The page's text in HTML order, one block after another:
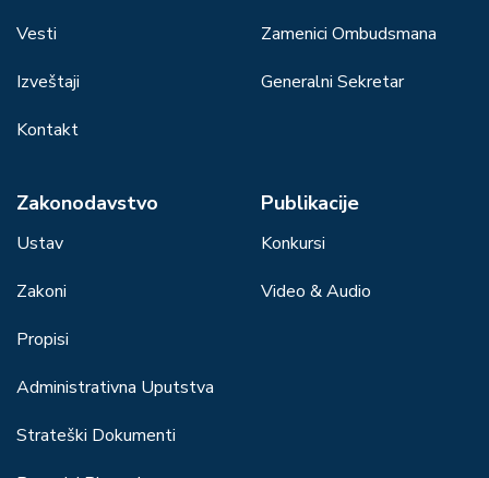
Vesti
Izveštaji
Kontakt
Zamenici Ombudsmana
Generalni Sekretar
Zakonodavstvo
Ustav
Zakoni
Propisi
Administrativna Uputstva
Strateški Dokumenti
Publikacije
Konkursi
Video & Audio